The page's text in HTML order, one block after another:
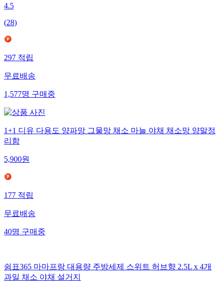
4.5
(28)
297 적립
무료배송
1,577명 구매중
1+1 디유 다용도 양파망 그물망 채소 마늘 야채 채소망 양말정
리함
5,900원
177 적립
무료배송
40명 구매중
쉼표365 마마프랑 대용량 주방세제 스위트 허브향 2.5L x 4개
과일 채소 야채 설거지